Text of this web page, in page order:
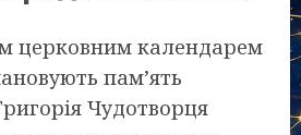
церковним календарем
пам’ять
Чудотворця